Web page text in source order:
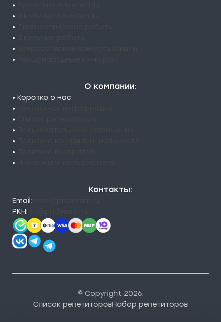
•
•
•
•
•
•
О компании:
• Коротко о нас
•
•
•
•
•
•
Контакты:
Email:
РКН:
© Copyright 2026.
Список репетиторовНабор репетиторов